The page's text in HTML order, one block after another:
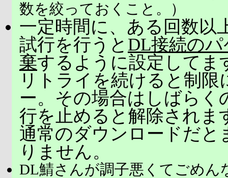
数を絞っておくこと。）
一定時間に、ある回数以
試行を行うと DL接続の
棄するように設定してま
リトライを続けると制限
ー。その場合はしばらく
行を止めると解除されま
通常のダウンロードだと
りません。
DL鯖さんが調子悪くてごめん